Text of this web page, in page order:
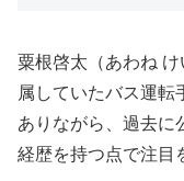
粟根啓太（あわね
属していたバス運転
ありながら、過去に
経歴を持つ点で注目